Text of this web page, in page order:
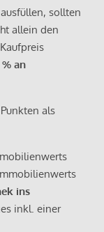
sollten
allein den
% an
als
ins
inkl. einer